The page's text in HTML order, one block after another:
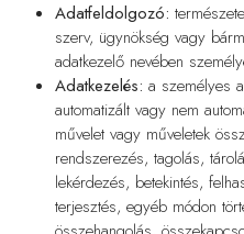
Adatfeldolgozó:
szerv, ügynökség vagy
adatkezelő nevében
Adatkezelés: a személyes
automatizált vagy nem
művelet vagy műveletek
rendszerezés, tagolás,
lekérdezés, betekintés,
terjesztés, egyéb módon